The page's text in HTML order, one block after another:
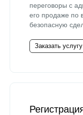
переговоры с
его продаже по
безопасную
Заказать услугу